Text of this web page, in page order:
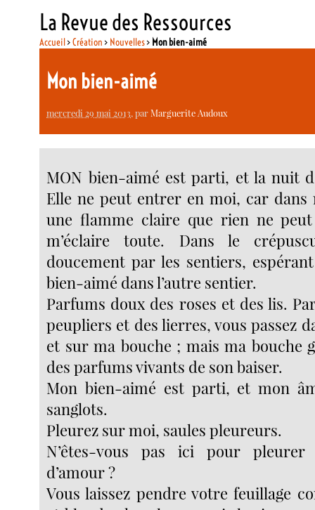
La Revue des Ressources
Accueil>Création > Nouvelles> Mon bien-aimé
Mon bien-aimé
mercredi 29 mai 2013, parMarguerite Audoux
MON bien-aimé est parti, et la nuit
Elle ne peut entrer en moi, car
une flamme claire que rien ne
m’éclaire toute. Dans le
doucement par les sentiers,
bien-aimé dans l’autre sentier.
Parfums doux des roses et des lis.
peupliers et des lierres, vous passez
et sur ma bouche ; mais ma bouche
des parfums vivants de son baiser.
Mon bien-aimé est parti, et mon
sanglots.
Pleurez sur moi, saules pleureurs.
N’êtes-vous pas ici pour
d’amour ?
Vous laissez pendre votre feuillage